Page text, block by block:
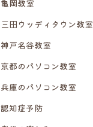
亀岡教室
三田ウッディタウン教室
神戸名谷教室
京都のパソコン教室
兵庫のパソコン教室
認知症予防